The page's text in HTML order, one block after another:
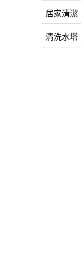
居家清潔
清洗水塔